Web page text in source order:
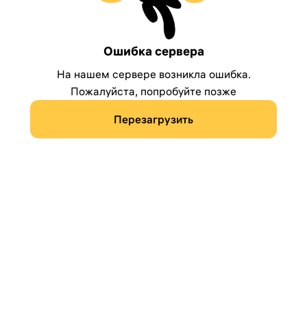
Ошибка сервера
На нашем сервере возникла ошибка.
Пожалуйста, попробуйте позже
Перезагрузить